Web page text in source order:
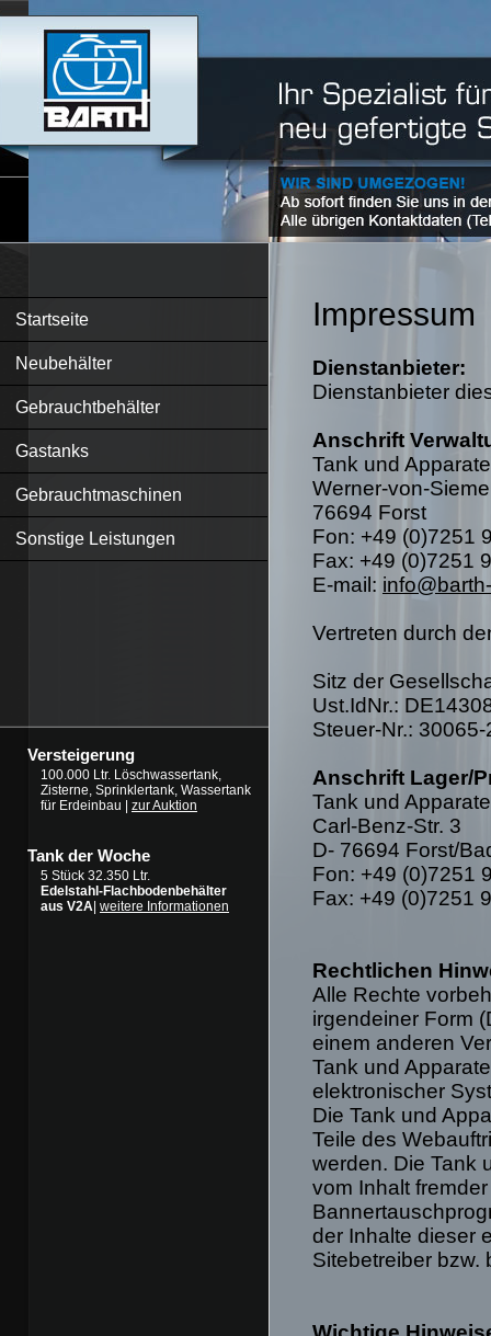
Startseite
Neubehälter
Gebrauchtbehälter
Gastanks
Gebrauchtmaschinen
Sonstige Leistungen
Versteigerung
100.000 Ltr. Löschwassertank,
Zisterne, Sprinklertank, Wassertank
für Erdeinbau | zur Auktion
Tank der Woche
5 Stück 32.350 Ltr.
Edelstahl-Flachbodenbehälter
aus V2A weitere Informationen
Impressum
Dienstanbieter:
Dienstanbieter
Anschrift
Tank und
Werner-von-
76694 Forst
Fon: +49 (0)7251
Fax: +49 (0)7251
E-mail:
Vertreten durch
Sitz der
Ust.IdNr.:
Steuer-Nr.:
Anschrift Lager/
Tank und
Carl-Benz-Str. 3
D- 76694 Forst/
Fon: +49 (0)7251
Fax: +49 (0)7251
Rechtlichen
Alle Rechte
irgendeiner Form
einem anderen
Tank und
elektronischer
Die Tank und
Teile des
werden. Die Tank
vom Inhalt
der Inhalte dieser
Sitebetreiber bzw.